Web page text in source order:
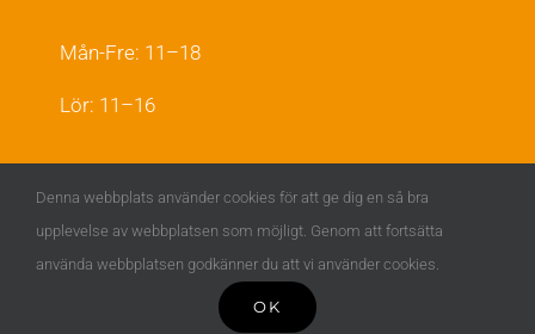
Mån-Fre: 11–18
Lör: 11–16
INSTAGRAM
Denna webbplats använder cookies för att ge dig en så bra
upplevelse av webbplatsen som möjligt. Genom att fortsätta
använda webbplatsen godkänner du att vi använder cookies.
OK